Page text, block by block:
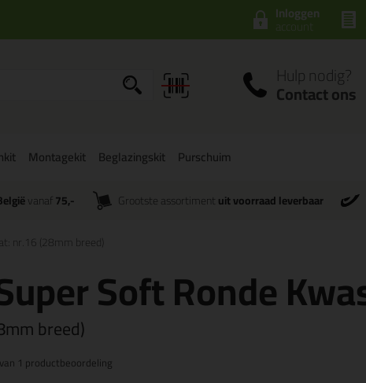
Inloggen
account
Hulp nodig?
Contact ons
Montagekit Beglazingskit Purschuim
vanaf 75,- Grootste assortiment uit voorraad leverbaar
nr.16 (28mm breed)
Soft Ronde
breed)
1 productbeoordeling